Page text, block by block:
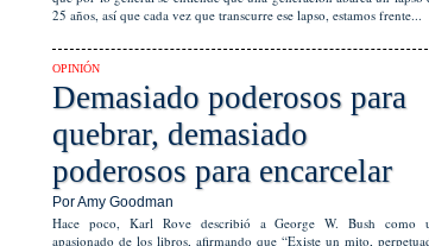
25 años, así que cada vez que transcurre ese lapso, estamos frente...
OPINIÓN
Demasiado poderosos para
quebrar, demasiado
poderosos para encarcelar
Por Amy Goodman
Hace poco, Karl Rove describió a George W. Bush como
apasionado de los libros, afirmando que “Existe un mito,